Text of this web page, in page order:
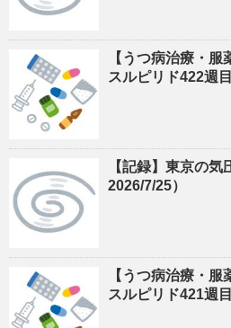
【うつ病治療・
スルピリド422週
【記録】東京の気
2026/7/25）
【うつ病治療・
スルピリド421週